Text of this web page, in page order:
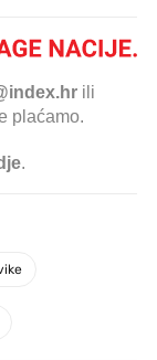
ili
plaćamo.
.